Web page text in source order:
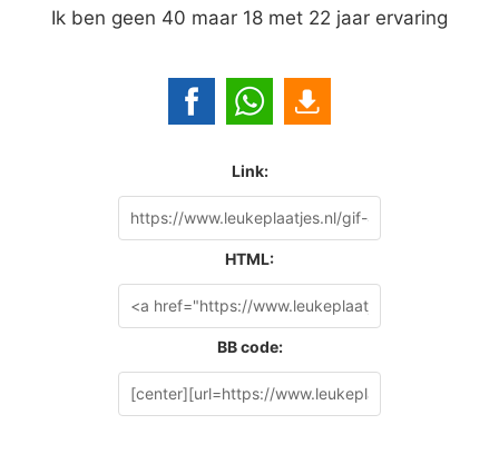
Ik ben geen 40 maar 18 met 22 jaar ervaring
Link:
HTML:
BB code: